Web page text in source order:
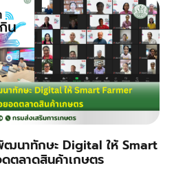
นาทักษะ Digital ให้ Smart
ตลาดสินค้าเกษตร